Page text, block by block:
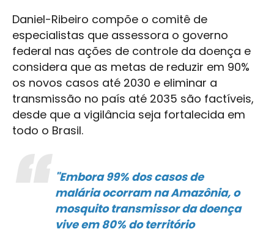
Daniel-Ribeiro compõe o comitê de
especialistas que assessora o governo
federal nas ações de controle da doença e
considera que as metas de reduzir em 90%
os novos casos até 2030 e eliminar a
transmissão no país até 2035 são factíveis,
desde que a vigilância seja fortalecida em
todo o Brasil.
"Embora 99% dos casos de
malária ocorram na Amazônia, o
mosquito transmissor da doença
vive em 80% do território